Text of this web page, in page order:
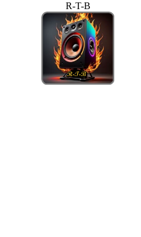
R-T-B